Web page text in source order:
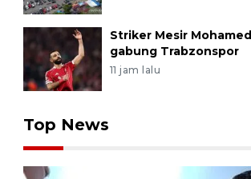
Striker Mesir
gabung Trabzonspor
11 jam lalu
Top News